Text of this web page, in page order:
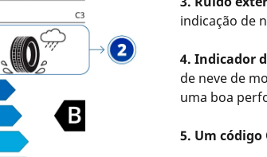
indicação de
4. Indicador
de neve de
uma boa
5. Um código